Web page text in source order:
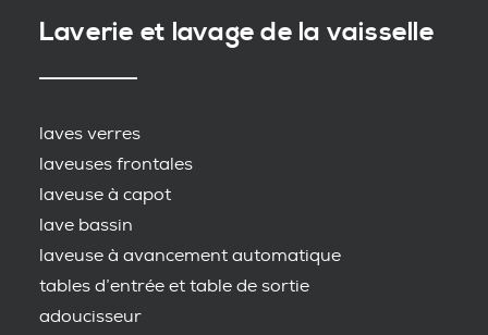
Laverie et lavage de la vaisselle
laves verres
laveuses frontales
laveuse à capot
lave bassin
laveuse à avancement automatique
tables d’entrée et table de sortie
adoucisseur